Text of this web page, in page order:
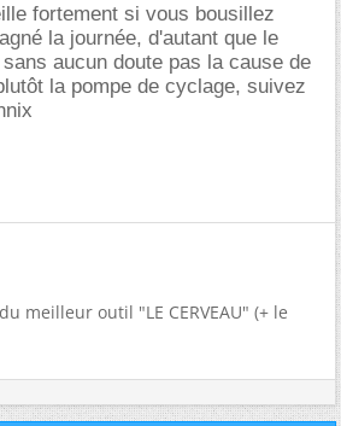
fortement si vous bousillez
la journée, d'autant que le
aucun doute pas la cause de
la pompe de cyclage, suivez
meilleur outil "LE CERVEAU" (+ le